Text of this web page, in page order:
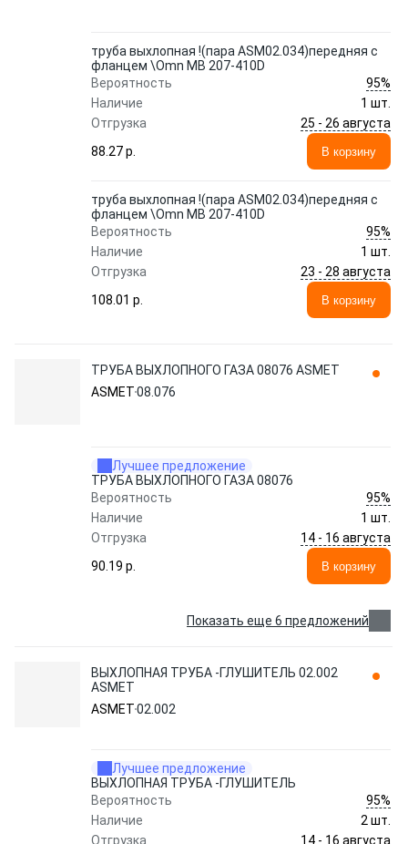
труба выхлопная !(пара ASM02.034)передняя с
фланцем \Omn MB 207-410D
Вероятность
95%
Наличие
1 шт.
Отгрузка
25 - 26 августа
88.27 p.
В корзину
труба выхлопная !(пара ASM02.034)передняя с
фланцем \Omn MB 207-410D
Вероятность
95%
Наличие
1 шт.
Отгрузка
23 - 28 августа
108.01 p.
В корзину
ТРУБА ВЫХЛОПНОГО ГАЗА 08076 ASMET
ASMET08.076
Лучшее предложение
ТРУБА ВЫХЛОПНОГО ГАЗА 08076
Вероятность
95%
Наличие
1 шт.
Отгрузка
14 - 16 августа
90.19 p.
В корзину
Показать еще 6 предложений
ВЫХЛОПНАЯ ТРУБА -ГЛУШИТЕЛЬ 02.002
ASMET
ASMET02.002
Лучшее предложение
ВЫХЛОПНАЯ ТРУБА -ГЛУШИТЕЛЬ
Вероятность
95%
Наличие
2 шт.
Отгрузка
14 - 16 августа